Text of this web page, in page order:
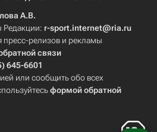
А.В.
Редакции: r-sport.internet@ria.ru
релизов и рекламы
связи
645-6601
или сообщить обо всех
формой обратной